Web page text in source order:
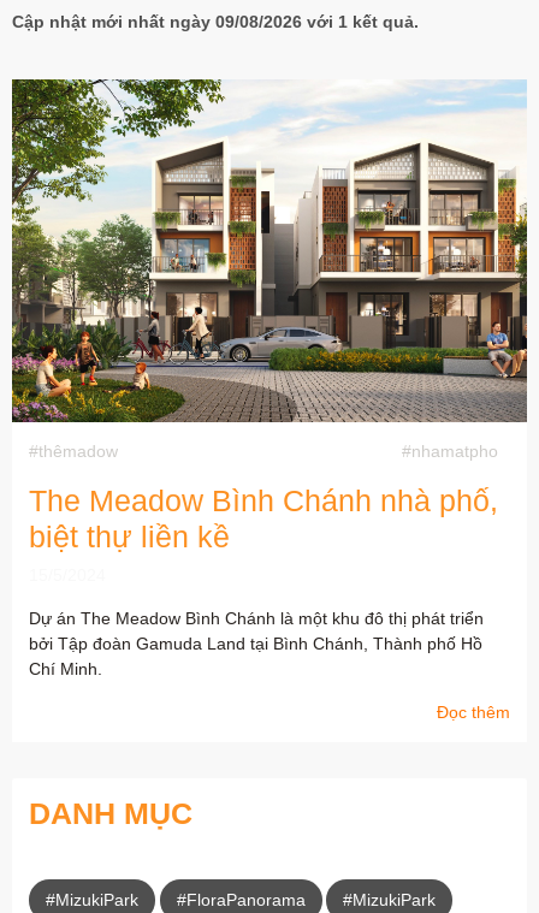
Cập nhật mới nhất ngày 09/08/2026 với 1 kết quả.
#thêmadow #nhamatpho
The Meadow Bình Chánh nhà phố,
biệt thự liền kề
Dự án The Meadow Bình Chánh là một khu đô thị phát triển
bởi Tập đoàn Gamuda Land tại Bình Chánh, Thành phố Hồ
Chí Minh.
Đọc thêm
DANH MỤC
#MizukiPark #FloraPanorama #MizukiPark